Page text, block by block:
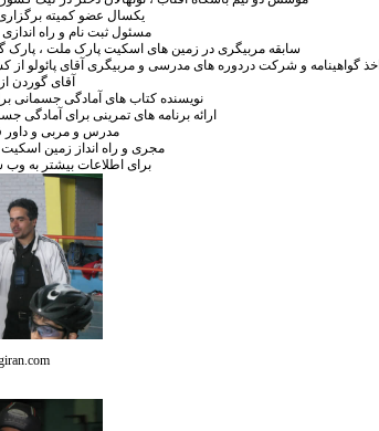
یکسال عضو کمیته
مسئول ثبت نام و راه اندازی
سابقه مربیگری در زمین های اسکیت پارک ملت ، پارک
اخذ گواهینامه و شرکت دردوره های مدرسی و مربیگری آقای پائولو از
آقای گوردن
نویسنده کتاب های آمادگی جسمانی
ارائه برنامه های تمرینی برای آمادگی
مدرس و مربی و داور
مجری و راه انداز زمین
برای اطلاعات بیشتر به وب